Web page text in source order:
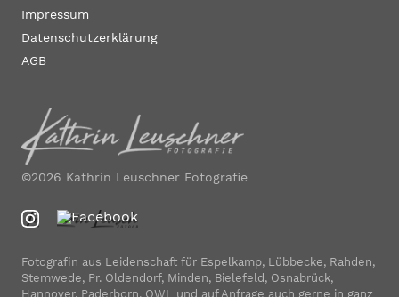
Impressum
Datenschutzerklärung
AGB
©2026 Kathrin Leuschner Fotografie
Fotografin aus Leidenschaft für Espelkamp, Lübbecke, Rahden,
Stemwede, Pr. Oldendorf, Minden, Bielefeld, Osnabrück,
Hannover, Paderborn, OWL und auf Anfrage auch gerne in ganz